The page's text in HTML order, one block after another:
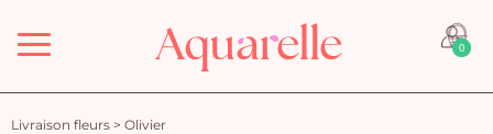
Menu 0
Livraison fleurs > Olivier